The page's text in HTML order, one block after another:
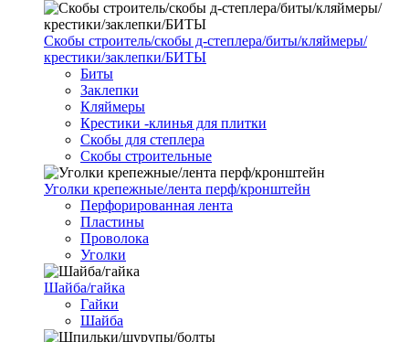
Скобы строитель/скобы д-степлера/биты/кляймеры/
крестики/заклепки/БИТЫ
Биты
Заклепки
Кляймеры
Крестики -клинья для плитки
Скобы для степлера
Скобы строительные
Уголки крепежные/лента перф/кронштейн
Перфорированная лента
Пластины
Проволока
Уголки
Шайба/гайка
Гайки
Шайба